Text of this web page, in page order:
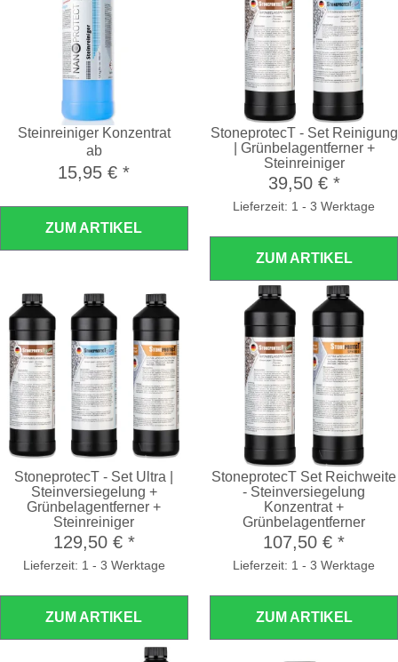
Steinreiniger Konzentrat
ab
15,95 €*
ZUM ARTIKEL
StoneprotecT - Set Reinigung
| Grünbelagentferner +
Steinreiniger
39,50 € *
Lieferzeit: 1 - 3 Werktage
ZUM ARTIKEL
StoneprotecT - Set Ultra |
Steinversiegelung +
Grünbelagentferner +
Steinreiniger
129,50 € *
Lieferzeit: 1 - 3 Werktage
ZUM ARTIKEL
StoneprotecT Set Reichweite
- Steinversiegelung
Konzentrat +
Grünbelagentferner
107,50 €*
Lieferzeit: 1 - 3 Werktage
ZUM ARTIKEL